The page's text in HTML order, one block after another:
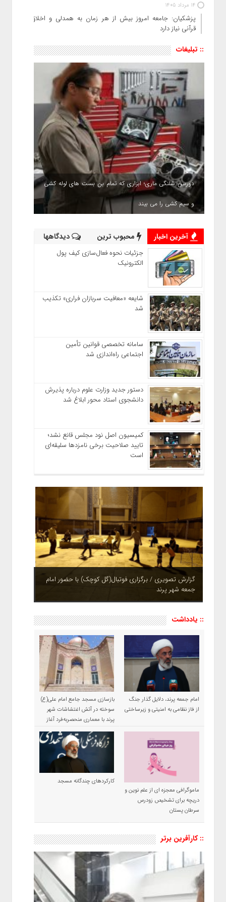
14 مرداد 1405
پزشکیان: جامعه امروز بیش از هر زمان به همدلی و اخلاق
قرآنی نیاز دارد
:: تبلیغات
دوربین شلنگی ماری؛ ابزاری که تمام بن بست های لوله کشی
و سیم کشی را می بیند
آخرین اخبار محبوب ترین دیدگاهها
جزئیات نحوه فعال‌سازی کیف پول
الکترونیک
شایعه «معافیت سربازان فراری» تکذیب
شد
سامانه تخصصی قوانین تأمین
اجتماعی راه‌اندازی شد
دستور جدید وزارت علوم درباره پذیرش
دانشجوی استاد محور ابلاغ شد
کمیسیون اصل نود مجلس قانع نشد؛
تایید صلاحیت برخی نامزدها سلیقه‌ای
است
گزارش تصویری / برگزاری فوتبال(گل کوچک) با حضور امام
جمعه شهر پرند
چشم نوازی بوستان های شهر پرند در فصل بهار + تصاویر
:: یادداشت
امام جمعه پرند، دلایل گذار جنگ
از فاز نظامی به امنیتی و زیرساختی
بازسازی مسجد جامع امام علی(ع)
سوخته در آتش اغتشاشات شهر
پرند با معماری منحصربه‌فرد آغاز
شد
ماموگرافی معجزه ای از علم نوین و
دریچه برای تشخیص زودرس
سرطان پستان
کارکردهای چندگانه مسجد
:: کارآفرین برتر